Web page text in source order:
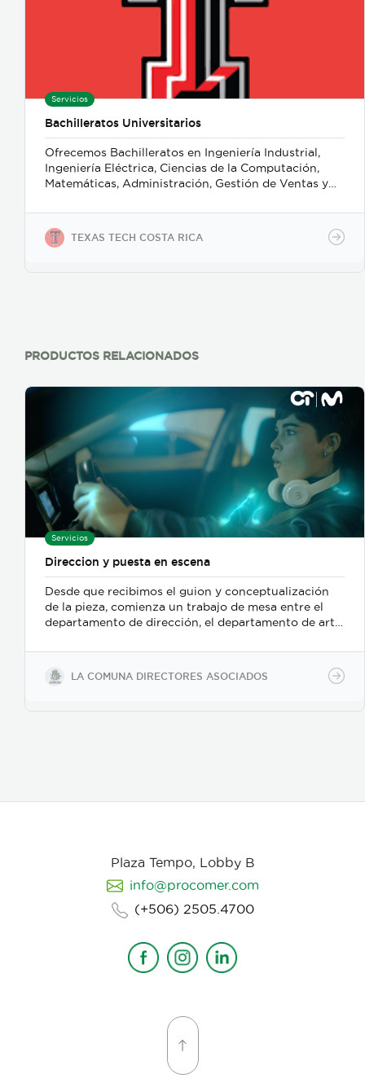
Servicios
Bachilleratos Universitarios
Ofrecemos Bachilleratos en Ingeniería Industrial,
Ingeniería Eléctrica, Ciencias de la Computación,
Matemáticas, Administración, Gestión de Ventas y
TEXAS TECH COSTA RICA
PRODUCTOS RELACIONADOS
Servicios
Direccion y puesta en escena
Desde que recibimos el guion y conceptualización
de la pieza, comienza un trabajo de mesa entre el
departamento de dirección, el departamento de arte,
buscamos reforzar la historia, nos centramos
fuertemente en la selección de casting, en el tono
para los actores con instrucciones claras, paletas de
LA COMUNA DIRECTORES ASOCIADOS
Plaza Tempo, Lobby B
info@procomer.com
(+506) 2505.4700